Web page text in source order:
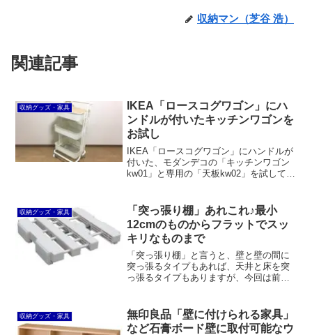
収納マン（芝谷 浩）
関連記事
収納グッズ・家具
IKEA「ロースコグワゴン」にハ
ンドルが付いたキッチンワゴンを
お試し
IKEA「ロースコグワゴン」にハンドルが
付いた、モダンデコの「キッチンワゴン
kw01」と専用の「天板kw02」を試してみ
便利という点をメリットと考えれば、こ
れはこれでアリかもしれません。
収納グッズ・家具
「突っ張り棚」あれこれ♪最小
12cmのものからフラットでスッ
キリなものまで
「突っ張り棚」と言うと、壁と壁の間に
突っ張るタイプもあれば、天井と床を突
っ張るタイプもありますが、今回は前者
あって、長さや耐荷重が違うだけ…だな
んて思ってませんか？実は...
収納グッズ・家具
無印良品「壁に付けられる家具」
など石膏ボード壁に取付可能なウ